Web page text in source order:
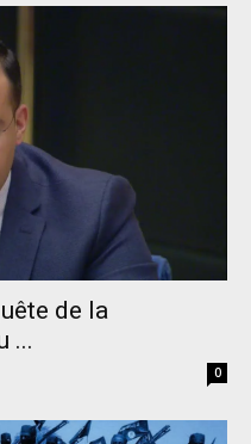
de la
...
0